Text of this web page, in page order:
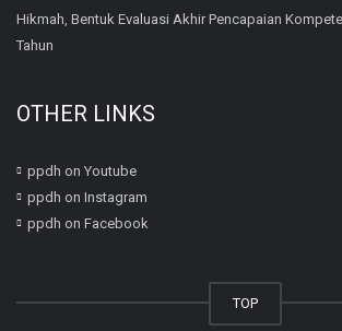
Hikmah, Bentuk Evaluasi Akhir Pencapaian
Tahun
OTHER LINKS
ppdh on Youtube
ppdh on Instagram
ppdh on Facebook
TOP